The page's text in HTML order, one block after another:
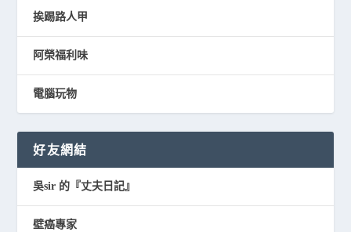
挨踢路人甲
阿榮福利味
電腦玩物
好友網結
吳sir 的『丈夫日記』
壁癌專家